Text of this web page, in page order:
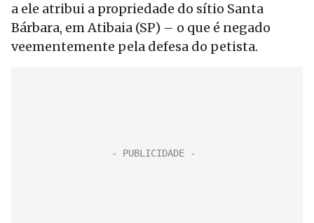
a ele atribui a propriedade do sítio Santa
Bárbara, em Atibaia (SP) – o que é negado
veementemente pela defesa do petista.